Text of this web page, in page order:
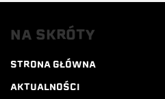
NA SKRÓTY
STRONA GŁÓWNA
AKTUALNOŚCI